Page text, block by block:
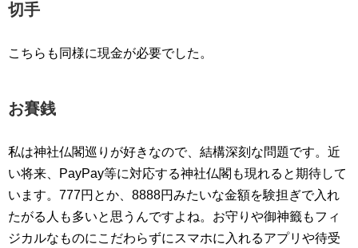
切手
こちらも同様に現金が必要でした。
お賽銭
私は神社仏閣巡りが好きなので、結構深刻な問題です。近
い将来、PayPay等に対応する神社仏閣も現れると期待して
います。777円とか、8888円みたいな金額を験担ぎで入れ
たがる人も多いと思うんですよね。お守りや御神籤もフィ
ジカルなものにこだわらずにスマホに入れるアプリや待受